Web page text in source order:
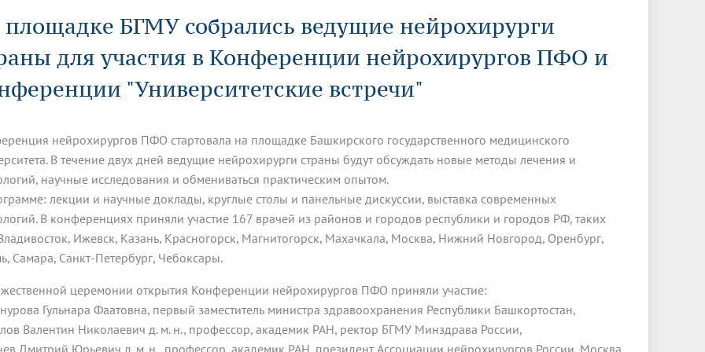
программа развития
Антитеррор
Сведения об образовательной
организации
граждан Фотогалерея
Карта сайта
картой Реорганизация вуза
Трансформация университета
аккредитационный
Научно-образовательный
медицинский кластер
«Нижневолжский»
Государственная итоговая аттестация
Внутренняя оценка качества
образования
международным участием
Социальная работа в системе
здравоохранения
Электронная учебная библиотека
обучение
Инновационные образовательные
проекты
Аккредитация специалиста
исследования и
ЛЭК
Диссертационные советы
Докторантура
Аспирантура
Грантовые фонды
мегагранта Полезные интернет-ссылки
Научные издания
НИИ кардиологии
БГМУ Евразийский НОЦ
выпускников Работа музеев на кафедрах
Выпускники БГМУ – ветераны ВОВ
БГМУ - ВУЗ здорового образа жизни
Юбиляры
90 лет Университету 85 лет
Празднование 75-летия Победы в
отделение «Движение
БГМУ
Альманах "Исторический вестник" «МЕДМОЛ»
БГМУ собрались ведущие нейрохирурги
для участия в Конференции нейрохирургов ПФО и
"Университетские встречи"
нейрохирургов ПФО стартовала на площадке Башкирского государственного медицинского
В течение двух дней ведущие нейрохирурги страны будут обсуждать новые методы лечения и
научные исследования и обмениваться практическим опытом.
лекции и научные доклады, круглые столы и панельные дискуссии, выставка современных
В конференциях приняли участие 167 врачей из районов и городов республики и городов РФ, таких
Ижевск, Казань, Красногорск, Магнитогорск, Махачкала, Москва, Нижний Новгород, Оренбург,
Самара, Санкт-Петербург, Чебоксары.
церемонии открытия Конференции нейрохирургов ПФО приняли участие:
Гульнара Фаатовна, первый заместитель министра здравоохранения Республики Башкортостан,
Валентин Николаевич д. м. н., профессор, академик РАН, ректор БГМУ Минздрава России,